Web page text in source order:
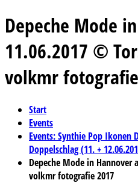
Depeche Mode
11.06.2017 ©
volkmr
Start
Events
Events: Synthie Pop Ikonen
Doppelschlag (11. +
Depeche Mode in Hannover
volkmr fotografie 2017